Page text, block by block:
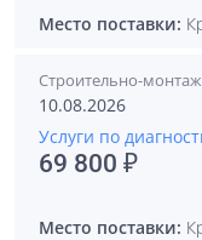
Место поставки:
Строительно-
10.08.2026
Услуги по
69 800 ₽
Место поставки: